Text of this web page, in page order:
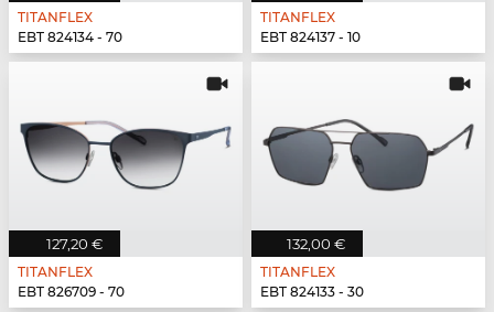
TITANFLEX
EBT 824134 - 70
TITANFLEX
EBT 824137 - 10
127,20 €
TITANFLEX
EBT 826709 - 70
132,00 €
TITANFLEX
EBT 824133 - 30